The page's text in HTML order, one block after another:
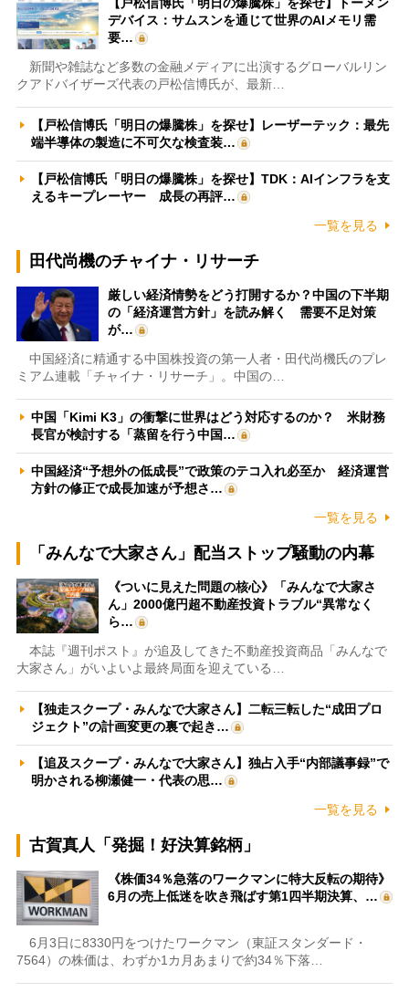
デバイス：サムスンを通じて世界のAIメモリ需
要…
新聞や雑誌など多数の金融メディアに出演するグローバルリン
クアドバイザーズ代表の戸松信博氏が、最新…
【戸松信博氏「明日の爆騰株」を探せ】レーザーテック：最先
端半導体の製造に不可欠な検査装…
【戸松信博氏「明日の爆騰株」を探せ】TDK：AIインフラを支
えるキープレーヤー 成長の再評…
一覧を見る
田代尚機のチャイナ・リサーチ
厳しい経済情勢をどう打開するか？中国の下半期
の「経済運営方針」を読み解く 需要不足対策
が…
中国経済に精通する中国株投資の第一人者・田代尚機氏のプレ
ミアム連載「チャイナ・リサーチ」。中国の…
中国「Kimi K3」の衝撃に世界はどう対応するのか？ 米財務
長官が検討する「蒸留を行う中国…
中国経済“予想外の低成長”で政策のテコ入れ必至か 経済運営
方針の修正で成長加速が予想さ…
一覧を見る
「みんなで大家さん」配当ストップ騒動の内幕
《ついに見えた問題の核心》「みんなで大家さ
ん」2000億円超不動産投資トラブル“異常なく
ら…
本誌『週刊ポスト』が追及してきた不動産投資商品「みんなで
大家さん」がいよいよ最終局面を迎えている…
【独走スクープ・みんなで大家さん】二転三転した“成田プロ
ジェクト”の計画変更の裏で起き…
【追及スクープ・みんなで大家さん】独占入手“内部議事録”で
明かされる柳瀬健一・代表の思…
一覧を見る
古賀真人「発掘！好決算銘柄」
《株価34％急落のワークマンに特大反転の期待》
6月の売上低迷を吹き飛ばす第1四半期決算、…
6月3日に8330円をつけたワークマン（東証スタンダード・
7564）の株価は、わずか1カ月あまりで約34％下落…